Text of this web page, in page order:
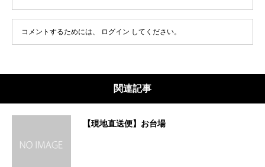
コメントするためには、 ログイン してください。
関連記事
【現地直送便】お台場